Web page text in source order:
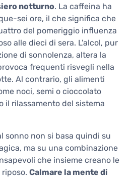
notturno. La caffeina ha
sei ore, il che significa che
del pomeriggio influenza
alle dieci di sera. L'alcol, pur
di sonnolenza, altera la
frequenti risvegli nella
Al contrario, gli alimenti
noci, semi o cioccolato
il rilassamento del sistema
sonno non si basa quindi su
ma su una combinazione
che insieme creano le
Calmare la mente di